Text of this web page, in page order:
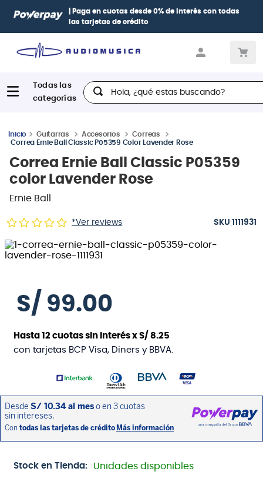
| Paga en cuotas desde 0% de interés con todas
las tarjetas de crédito
Hola, ¿qué estas buscando?
Guitarras Accesorios
Correas
Correa Ernie Ball Classic P05359 Color Lavender Rose
Correa Ernie Ball Classic P05359
color Lavender Rose
Ernie Ball
*Ver reviews :1111931
S/ 99.00
Hasta12 cuotas sin interés xS/ 8.25
con tarjetas BCP Visa, Diners y BBVA.
Stock en Tienda: Unidades disponibles